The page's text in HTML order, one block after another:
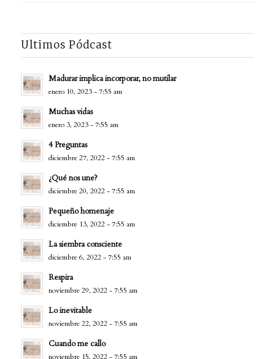
Ultimos Pódcast
Madurar implica incorporar, no mutilar
enero 10, 2023 - 7:55 am
Muchas vidas
enero 3, 2023 - 7:55 am
4 Preguntas
diciembre 27, 2022 - 7:55 am
¿Qué nos une?
diciembre 20, 2022 - 7:55 am
Pequeño homenaje
diciembre 13, 2022 - 7:55 am
La siembra consciente
diciembre 6, 2022 - 7:55 am
Respira
noviembre 29, 2022 - 7:55 am
Lo inevitable
noviembre 22, 2022 - 7:55 am
Cuando me callo
noviembre 15, 2022 - 7:55 am